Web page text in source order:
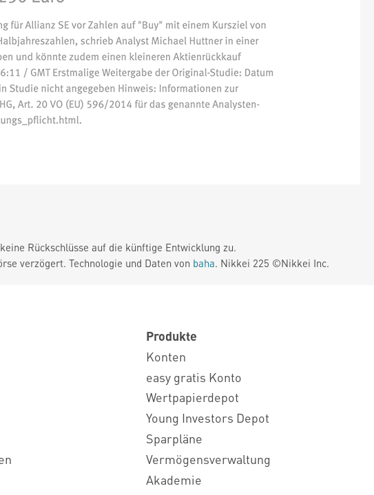
Rückschlüsse auf die künftige Entwicklung zu.
verzögert. Technologie und Daten von baha. Nikkei 225 ©Nikkei Inc.
Produkte
Konten
easy gratis Konto
Wertpapierdepot
Young Investors Depot
Sparpläne
Vermögensverwaltung
Akademie